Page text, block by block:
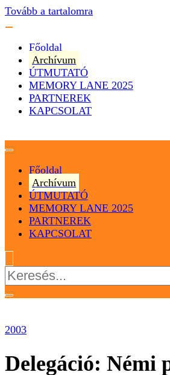
Tovább a tartalomra
Főoldal
Archívum
ÚTMUTATÓ
MEMORY LANE 2025
PARTNEREK
KAPCSOLAT
Magyar Hip Hop
Magyarország
Főoldal
Archívum
ÚTMUTATÓ
MEMORY LANE 2025
PARTNEREK
KAPCSOLAT
Keresés:
2003
Delegáció: Némi